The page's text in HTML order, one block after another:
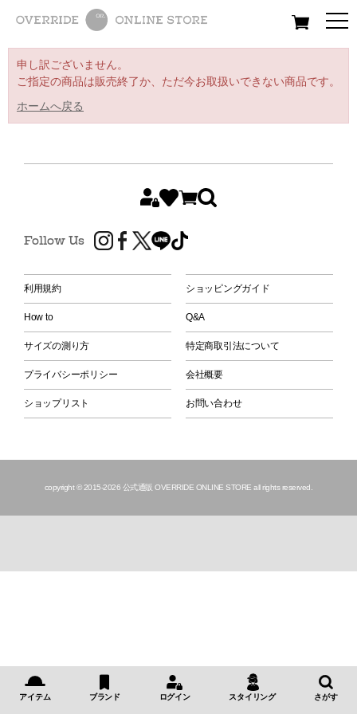
All Women Men
申し訳ございません。
ご指定の商品は販売終了か、ただ今お取扱いできない商品です。
ホームへ戻る
Follow Us
利用規約 ショッピングガイド
How to Q&A
サイズの測り方 特定商取引法について
プライバシーポリシー 会社概要
ショップリスト お問い合わせ
copyright © 2015-2026 公式通販 OVERRIDE ONLINE STORE all rights reserved.
アイテム ブランド ログイン スタイリング さがす